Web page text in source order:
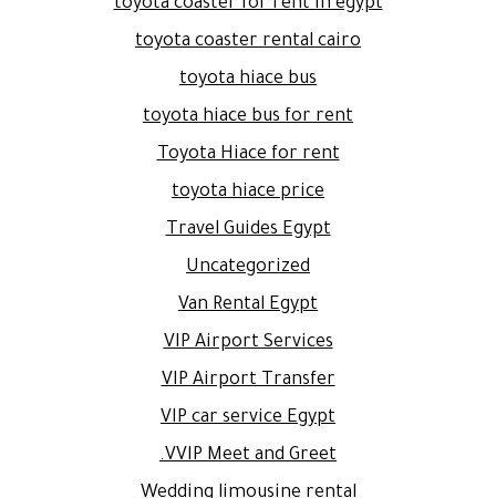
toyota coaster for rent in egypt
toyota coaster rental cairo
toyota hiace bus
toyota hiace bus for rent
Toyota Hiace for rent
toyota hiace price
Travel Guides Egypt
Uncategorized
Van Rental Egypt
VIP Airport Services
VIP Airport Transfer
VIP car service Egypt
VVIP Meet and Greet.
Wedding limousine rental